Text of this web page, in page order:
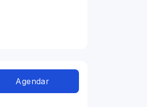
Agendar